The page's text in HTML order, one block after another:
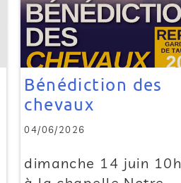
Bénédiction des
chevaux
04/06/2026
dimanche 14 juin